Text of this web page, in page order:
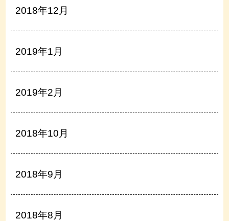
2018年12月
2019年1月
2019年2月
2018年10月
2018年9月
2018年8月